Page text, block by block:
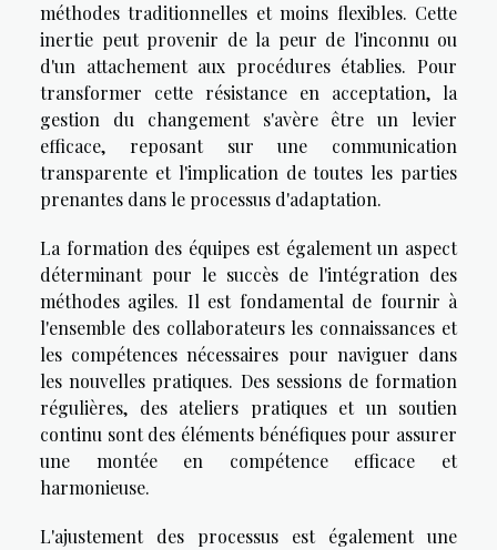
méthodes traditionnelles et moins flexibles. Cette
inertie peut provenir de la peur de l'inconnu ou
d'un attachement aux procédures établies. Pour
transformer cette résistance en acceptation, la
gestion du changement s'avère être un levier
efficace, reposant sur une communication
transparente et l'implication de toutes les parties
prenantes dans le processus d'adaptation.
La formation des équipes est également un aspect
déterminant pour le succès de l'intégration des
méthodes agiles. Il est fondamental de fournir à
l'ensemble des collaborateurs les connaissances et
les compétences nécessaires pour naviguer dans
les nouvelles pratiques. Des sessions de formation
régulières, des ateliers pratiques et un soutien
continu sont des éléments bénéfiques pour assurer
une montée en compétence efficace et
harmonieuse.
L'ajustement des processus est également une